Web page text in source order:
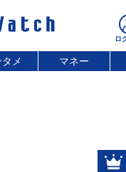
メ マネー